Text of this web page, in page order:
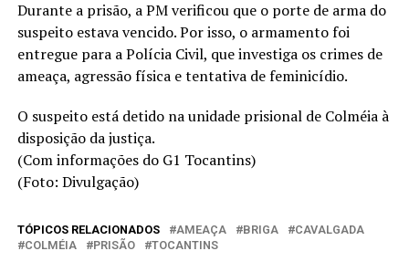
Durante a prisão, a PM verificou que o porte de arma do
suspeito estava vencido. Por isso, o armamento foi
entregue para a Polícia Civil, que investiga os crimes de
ameaça, agressão física e tentativa de feminicídio.
O suspeito está detido na unidade prisional de Colméia à
disposição da justiça.
(Com informações do G1 Tocantins)
(Foto: Divulgação)
TÓPICOS RELACIONADOS AMEAÇA BRIGA
CAVALGADA
COLMÉIA
PRISÃO TOCANTINS